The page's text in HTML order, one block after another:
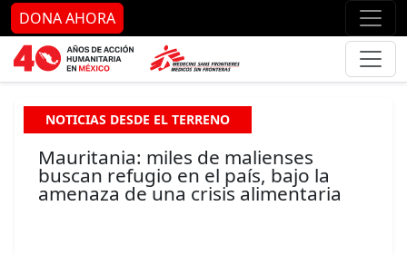
Ir al contenido principal Ir
DONA AHORA
NOTICIAS DESDE EL TERRENO
Mauritania: miles de malienses
buscan refugio en el país, bajo la
amenaza de una crisis alimentaria